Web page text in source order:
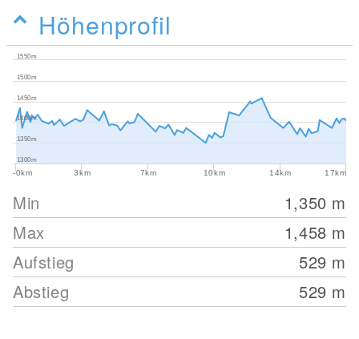
Höhenprofil
-0km 3km 7km 10km 14km 17km
1300m
1350m
1400m
1450m
1500m
1550m
Min 1,350 m
Max
1,458 m
Aufstieg
529 m
Abstieg
529 m